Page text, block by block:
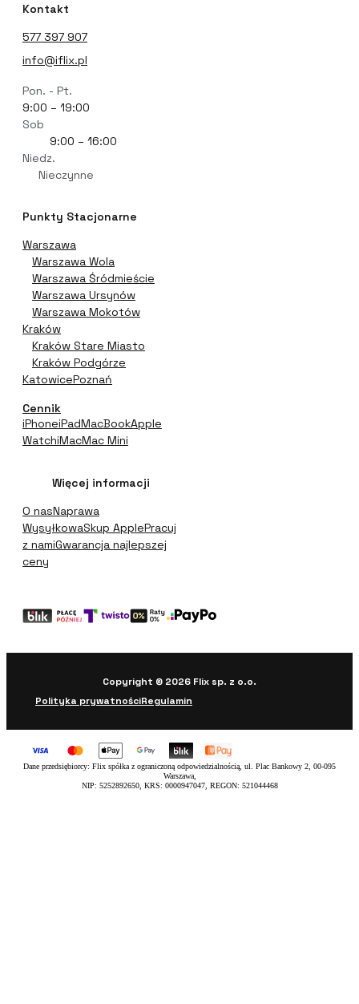
Kontakt
577 397 907
info@iflix.pl
Pon. - Pt.
9:00 – 19:00
Sob
9:00 – 16:00
Niedz.
Nieczynne
Punkty Stacjonarne
Warszawa
Warszawa Wola
Warszawa Śródmieście
Warszawa Ursynów
Warszawa Mokotów
Kraków
Kraków Stare Miasto
Kraków Podgórze
KatowicePoznań
Cennik
iPhoneiPadMacBookApple
WatchiMacMac Mini
Więcej informacji
O nasNaprawa
WysyłkowaSkup ApplePracuj
z namiGwarancja najlepszej
ceny
Copyright © 2026 Flix sp. z o.o.
Polityka prywatnościRegulamin
Dane przedsiębiorcy: Flix spółka z ograniczoną odpowiedzialnością, ul. Plac Bankowy 2, 00-095
Warszawa,
NIP: 5252892650, KRS: 0000947047, REGON: 521044468